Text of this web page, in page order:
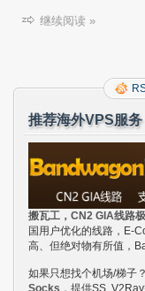
继续阅读 »
推荐海外VPS服务
搬瓦工，CN2 GIA线路
国用户优化的线路，E-
高、但绝对物有所值，
如果只想找个机场/梯子
Socks ，提供SS,